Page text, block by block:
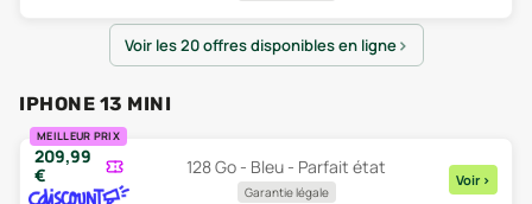
Voir les 20 offres disponibles en ligne
IPHONE 13 MINI
MEILLEUR PRIX
209,99
€
128 Go - Bleu - Parfait état
Garantie légale
Voir >